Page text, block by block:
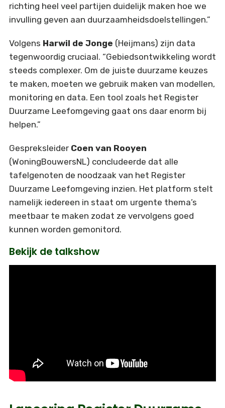
richting heel veel partijen duidelijk maken hoe we
invulling geven aan duurzaamheidsdoelstellingen.”
Volgens Harwil de Jonge (Heijmans) zijn data
tegenwoordig cruciaal. “Gebiedsontwikkeling wordt
steeds complexer. Om de juiste duurzame keuzes
te maken, moeten we gebruik maken van modellen,
monitoring en data. Een tool zoals het Register
Duurzame Leefomgeving gaat ons daar enorm bij
helpen.”
Gespreksleider Coen van Rooyen
(WoningBouwersNL) concludeerde dat alle
tafelgenoten de noodzaak van het Register
Duurzame Leefomgeving inzien. Het platform stelt
namelijk iedereen in staat om urgente thema’s
meetbaar te maken zodat ze vervolgens goed
kunnen worden gemonitord.
Bekijk de talkshow